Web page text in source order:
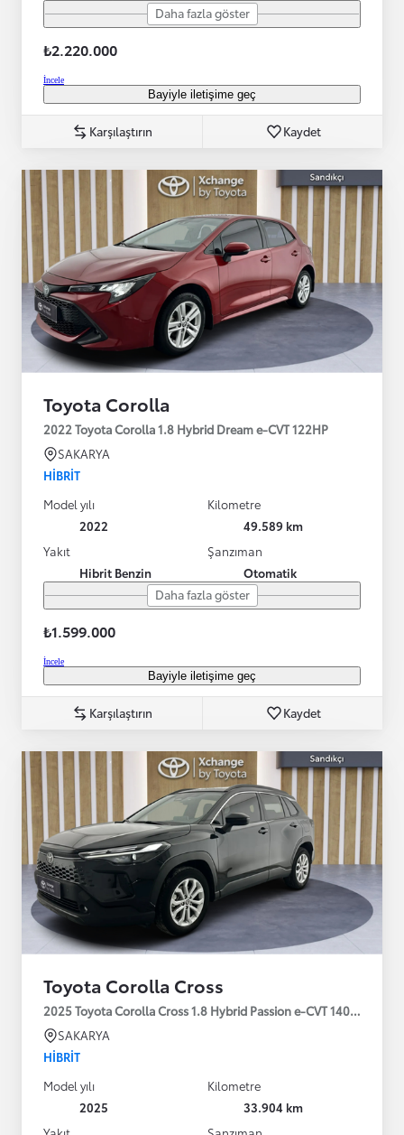
Daha fazla göster
₺2.220.000
İncele
Bayiyle iletişime geç
Karşılaştırın Kaydet
Toyota Corolla
2022 Toyota Corolla 1.8 Hybrid Dream e-CVT 122HP
SAKARYA
HIBRIT
Model yılı
2022
Kilometre
49.589 km
Yakıt
Hibrit Benzin
Şanzıman
Otomatik
Daha fazla göster
₺1.599.000
İncele
Bayiyle iletişime geç
Karşılaştırın Kaydet
Toyota Corolla Cross
2025 Toyota Corolla Cross 1.8 Hybrid Passion e-CVT 140HP
SAKARYA
HIBRIT
Model yılı
2025
Kilometre
33.904 km